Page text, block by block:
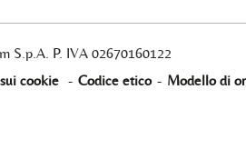
S.p.A. P. IVA 02670160122
cookie - Codice etico - Modello di